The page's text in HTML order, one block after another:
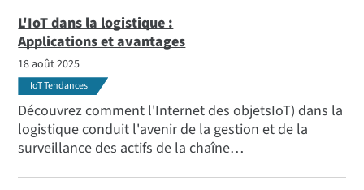
Konezny.
L'IoT dans la logistique :
Applications et avantages
18 août 2025
IoT Tendances
Découvrez comment l'Internet des objetsIoT) dans la
logistique conduit l'avenir de la gestion et de la
surveillance des actifs de la chaîne